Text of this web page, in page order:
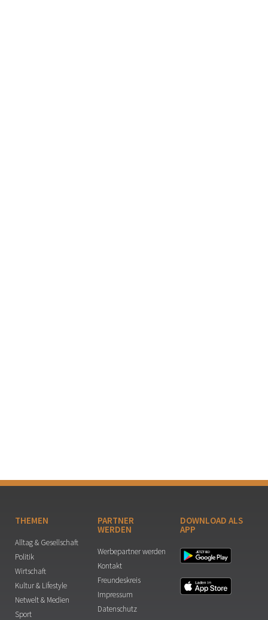
THEMEN
Alltag & Gesellschaft
Politik
Wirtschaft
Kultur & Lifestyle
Netwelt & Medien
Sport
PARTNER
WERDEN
Werbepartner werden
Kontakt
Freundeskreis
Impressum
Datenschutz
DOWNLOAD ALS
APP